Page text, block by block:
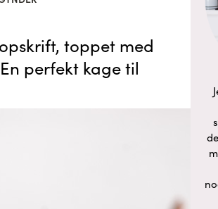
toppet med
perfekt kage til